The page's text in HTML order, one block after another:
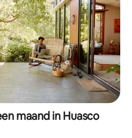
maand in Huasco